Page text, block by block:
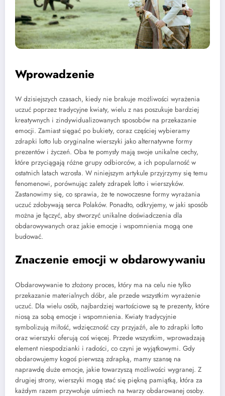
Wprowadzenie
W dzisiejszych czasach, kiedy nie brakuje możliwości wyrażenia
uczuć poprzez tradycyjne kwiaty, wielu z nas poszukuje bardziej
kreatywnych i zindywidualizowanych sposobów na przekazanie
emocji. Zamiast sięgać po bukiety, coraz częściej wybieramy
zdrapki lotto lub oryginalne wierszyki jako alternatywne formy
prezentów i życzeń. Oba te pomysły mają swoje unikalne cechy,
które przyciągają różne grupy odbiorców, a ich popularność w
ostatnich latach wzrosła. W niniejszym artykule przyjrzymy się temu
fenomenowi, porównując zalety zdrapek lotto i wierszyków.
Zastanowimy się, co sprawia, że te nowoczesne formy wyrażania
uczuć zdobywają serca Polaków. Ponadto, odkryjemy, w jaki sposób
można je łączyć, aby stworzyć unikalne doświadczenia dla
obdarowywanych oraz jakie emocje i wspomnienia mogą one
budować.
Znaczenie emocji w obdarowywaniu
Obdarowywanie to złożony proces, który ma na celu nie tylko
przekazanie materialnych dóbr, ale przede wszystkim wyrażenie
uczuć. Dla wielu osób, najbardziej wartościowe są te prezenty, które
niosą za sobą emocje i wspomnienia. Kwiaty tradycyjnie
symbolizują miłość, wdzięczność czy przyjaźń, ale to zdrapki lotto
oraz wierszyki oferują coś więcej. Przede wszystkim, wprowadzają
element niespodzianki i radości, co czyni je wyjątkowymi. Gdy
obdarowujemy kogoś pierwszą zdrapką, mamy szansę na
naprawdę duże emocje, jakie towarzyszą możliwości wygranej. Z
drugiej strony, wierszyki mogą stać się piękną pamiątką, która za
każdym razem przywołuje uśmiech na twarzy obdarowanej osoby.